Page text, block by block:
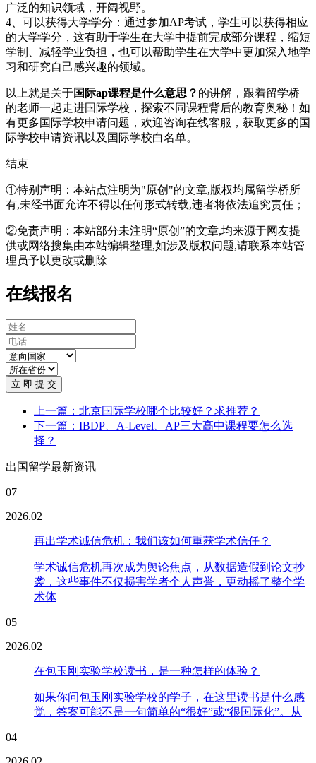
广泛的知识领域，开阔视野。
4、可以获得大学学分：通过参加AP考试，学生可以获得相应
的大学学分，这有助于学生在大学中提前完成部分课程，缩短
学制、减轻学业负担，也可以帮助学生在大学中更加深入地学
习和研究自己感兴趣的领域。
以上就是关于国际ap课程是什么意思？ 的讲解，跟着留学桥
的老师一起走进国际学校，探索不同课程背后的教育奥秘！如
有更多国际学校申请问题，欢迎咨询在线客服 ，获取更多的国
际学校申请资讯以及国际学校白名单。
结束
①特别声明：本站点注明为"原创"的文章,版权均属留学桥所
有,未经书面允许不得以任何形式转载,违者将依法追究责任；
②免责声明：本站部分未注明“原创”的文章,均来源于网友提
供或网络搜集由本站编辑整理,如涉及版权问题,请联系本站管
理员予以更改或删除
在线报名
立 即 提 交
上一篇：北京国际学校哪个比较好？求推荐？
下一篇：IBDP、A-Level、AP三大高中课程要怎么选
择？
出国留学最新资讯
07
2026.02
再出学术诚信危机：我们该如何重获学术信任？
学术诚信危机再次成为舆论焦点，从数据造假到论文抄
袭，这些事件不仅损害学者个人声誉，更动摇了整个学
术体
05
2026.02
在包玉刚实验学校读书，是一种怎样的体验？
如果你问包玉刚实验学校的学子，在这里读书是什么感
觉，答案可能不是一句简单的“很好”或“很国际化”。从
04